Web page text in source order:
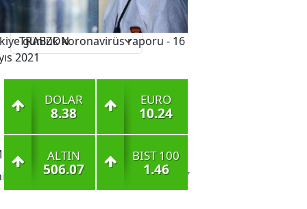
17°
günlük koronavirüs raporu - 16
2021
DOLAR
8.38
EURO
10.24
ALTIN
506.07
BIST 100
1.46